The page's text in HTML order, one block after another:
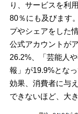
り、サービスを利
80％にも及びます
プやシェアをした
公式アカウントが
26.2%、「芸能人
報」が19.9%とな
効果、消費者に与
できないほど、大